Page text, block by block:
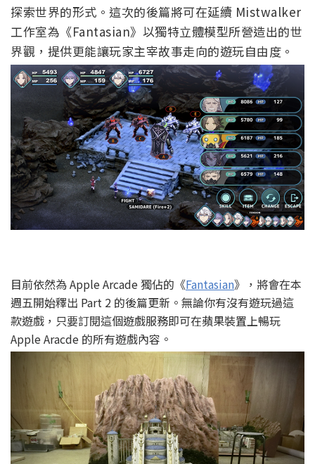
探索世界的形式。這次的後篇將可在延續 Mistwalker
工作室為《Fantasian》以獨特立體模型所營造出的世
界觀，提供更能讓玩家主宰故事走向的遊玩自由度。
目前依然為 Apple Arcade 獨佔的《Fantasian》，將會在本
週五開始釋出 Part 2 的後篇更新。無論你有沒有遊玩過這
款遊戲，只要訂閱這個遊戲服務即可在蘋果裝置上暢玩
Apple Aracde 的所有遊戲內容。